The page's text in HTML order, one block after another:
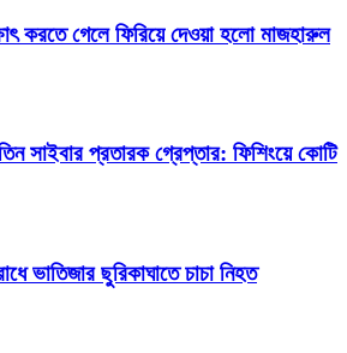
করতে গেলে ফিরিয়ে দেওয়া হলো মাজহারুল
তিন সাইবার প্রতারক গ্রেপ্তার: ফিশিংয়ে কোটি
ভাতিজার ছুরিকাঘাতে চাচা নিহত